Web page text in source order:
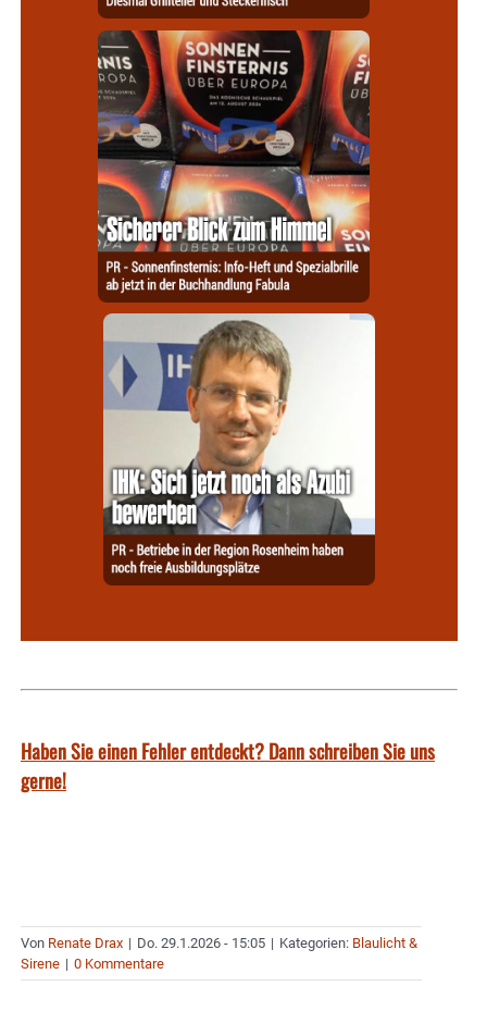
Haben Sie einen Fehler entdeckt? Dann schreiben Sie uns
gerne!
Von Renate Drax | Do. 29.1.2026 - 15:05 | Kategorien: Blaulicht &
Sirene | 0 Kommentare